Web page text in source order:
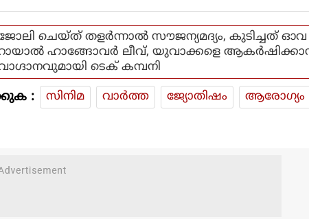
ചെയ്ത് തളർന്നാൽ സൗജന്യമദ്യം, കുടിച്ചത് ഓവ
ഹാങ്ങോവർ ലീവ്, യുവാക്കളെ
ടെക് കമ്പനി
: സിനിമ വാര്‍ത്ത ജ്യോതിഷം
ആരോഗ്യം